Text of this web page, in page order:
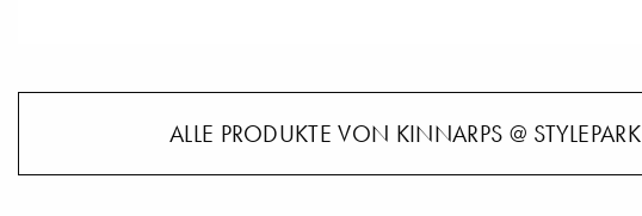
ALLE PRODUKTE VON KINNARPS @ STYLEPARK